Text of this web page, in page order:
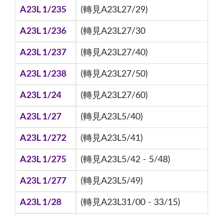
A23L 1/235 (轉見A23L27/29)
A23L 1/236 (轉見A23L27/30
A23L 1/237 (轉見A23L27/40)
A23L 1/238 (轉見A23L27/50)
A23L 1/24 (轉見A23L27/60)
A23L 1/27 (轉見A23L5/40)
A23L 1/272 (轉見A23L5/41)
A23L 1/275 (轉見A23L5/42 - 5/48)
A23L 1/277 (轉見A23L5/49)
A23L 1/28 (轉見A23L31/00 - 33/15)